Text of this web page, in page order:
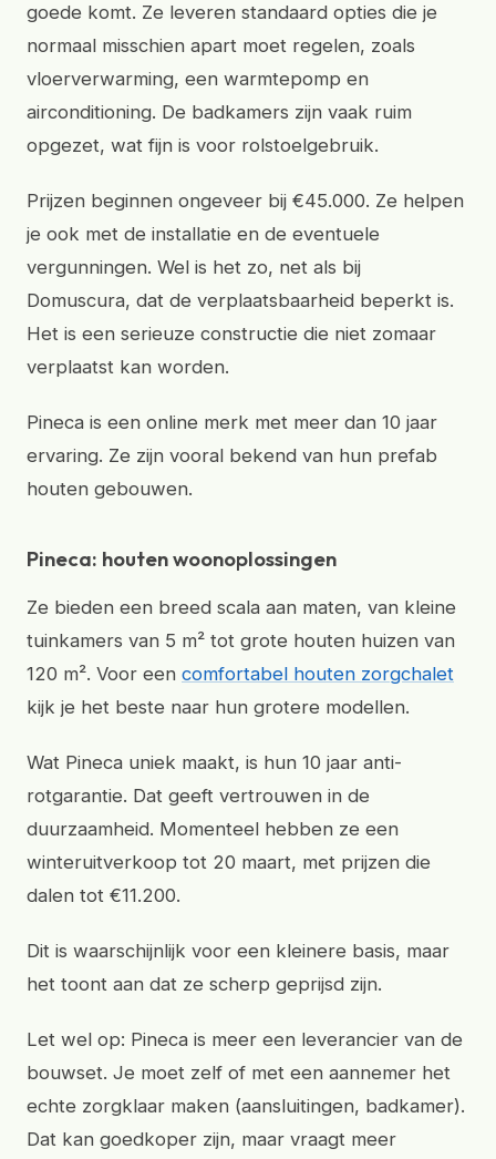
goede komt. Ze leveren standaard opties die je
normaal misschien apart moet regelen, zoals
vloerverwarming, een warmtepomp en
airconditioning. De badkamers zijn vaak ruim
opgezet, wat fijn is voor rolstoelgebruik.
Prijzen beginnen ongeveer bij €45.000. Ze helpen
je ook met de installatie en de eventuele
vergunningen. Wel is het zo, net als bij
Domuscura, dat de verplaatsbaarheid beperkt is.
Het is een serieuze constructie die niet zomaar
verplaatst kan worden.
Pineca is een online merk met meer dan 10 jaar
ervaring. Ze zijn vooral bekend van hun prefab
houten gebouwen.
Pineca: houten woonoplossingen
Ze bieden een breed scala aan maten, van kleine
tuinkamers van 5 m² tot grote houten huizen van
120 m². Voor een comfortabel houten zorgchalet
kijk je het beste naar hun grotere modellen.
Wat Pineca uniek maakt, is hun 10 jaar anti-
rotgarantie. Dat geeft vertrouwen in de
duurzaamheid. Momenteel hebben ze een
winteruitverkoop tot 20 maart, met prijzen die
dalen tot €11.200.
Dit is waarschijnlijk voor een kleinere basis, maar
het toont aan dat ze scherp geprijsd zijn.
Let wel op: Pineca is meer een leverancier van de
bouwset. Je moet zelf of met een aannemer het
echte zorgklaar maken (aansluitingen, badkamer).
Dat kan goedkoper zijn, maar vraagt meer